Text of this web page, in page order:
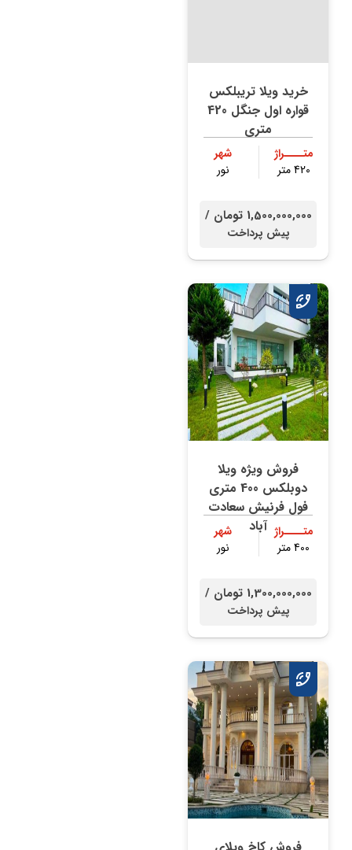
خرید ویلا تریبلکس
قواره اول جنگل 420
متری
متــــراژ
420 متر
شهر
نور
1,500,000,000 تومان /
پیش پرداخت
فروش ویژه ویلا
دوبلکس 400 متری
فول فرنیش سعادت
آباد متــــراژ
400 متر
شهر
نور
1,300,000,000 تومان /
پیش پرداخت